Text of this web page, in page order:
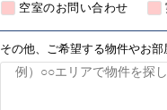
空室のお問い合わせ
その他、ご希望する物件やお